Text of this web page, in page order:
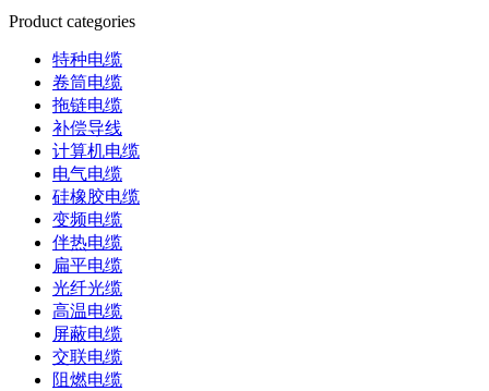
Product categories
特种电缆
卷筒电缆
拖链电缆
补偿导线
计算机电缆
电气电缆
硅橡胶电缆
变频电缆
伴热电缆
扁平电缆
光纤光缆
高温电缆
屏蔽电缆
交联电缆
阻燃电缆